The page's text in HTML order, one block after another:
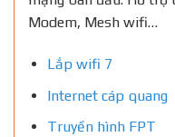
Modem, Mesh wifi…
Lắp wifi 7
Internet cáp quang
Truyền hình FPT